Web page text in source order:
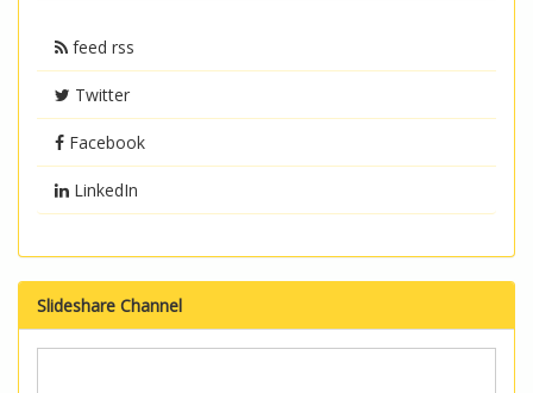
feed rss
Twitter
Facebook
LinkedIn
Slideshare Channel